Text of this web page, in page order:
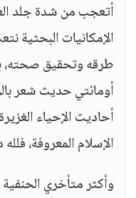
أتعجب من شدة جلد
الإمكانيات
طرقه وتحقيق صحته،
أومائتي حديث شعر
أحاديث الإحياء
الإسلام المعروفة،
وأكثر متأخري